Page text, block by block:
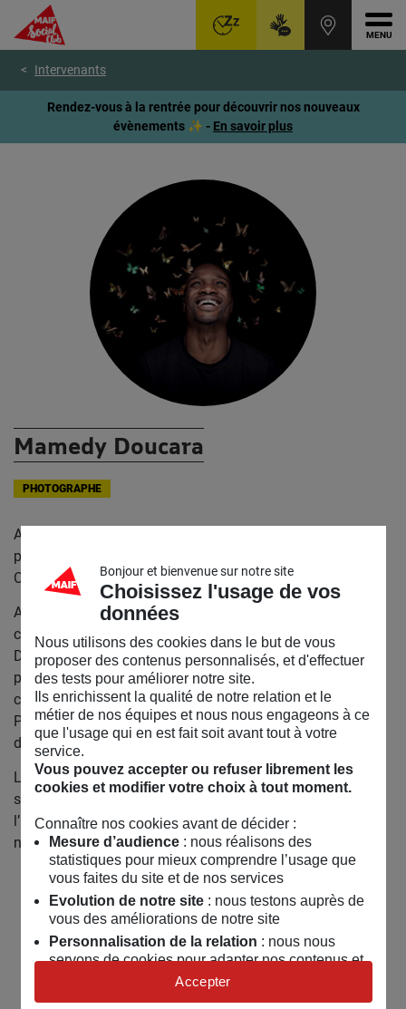
contenu
page
Intervenants
Rendez-vous à la rentrée pour découvrir nos nouveaux
évènements ✨ - En savoir plus
Mamedy Doucara
PHOTOGRAPHE
Artiste au profil atypique,
photographe depuis 2005, ex-sportif de haut niveau il fut
Champion du Monde de Taekwondo.
Aujourd’hui, il réussit le difficile exercice de capturer le
caractère intime de ce qu’il photographie. Mamedy
Doucara va chercher le privé, une intimité brute,
presqu’animale, de ses modèles, qu’il révèle par une
composition souvent simple mais piquante de justesse.
Par une mise en scène appropriée, il sublime l’expressivité
des regards pour en faire transparaître leur force.
Les photographies de Mamedy Doucara ont chacune un
savoureux mélange de puissance et de douceur, tout à
l’image du photographe qu’il est, combattant de haut
niveau et artiste autodidacte.
Retrouvez Mamedy Doucara sur :
TwitterFacebook
Bonjour et bienvenue sur notre site
Choisissez l'usage de vos
données
Nous utilisons des cookies dans le but de vous
proposer des contenus personnalisés, et d'effectuer
des tests pour améliorer notre site.
Ils enrichissent la qualité de notre relation et le
métier de nos équipes et nous nous engageons à ce
que l'usage qui en est fait soit avant tout à votre
service.
Vous pouvez accepter ou refuser librement les
cookies et modifier votre choix à tout moment.
Connaître nos cookies avant de décider :
Mesure d’audience: nous réalisons des
statistiques pour mieux comprendre l’usage que
vous faites du site et de nos services
Evolution de notre site: nous testons auprès de
vous des améliorations de notre site
Personnalisation de la relation : nous nous
servons de cookies pour adapter nos contenus et
personnaliser nos offres
Univers publicitaire: nous utilisons avec nos
Accepter